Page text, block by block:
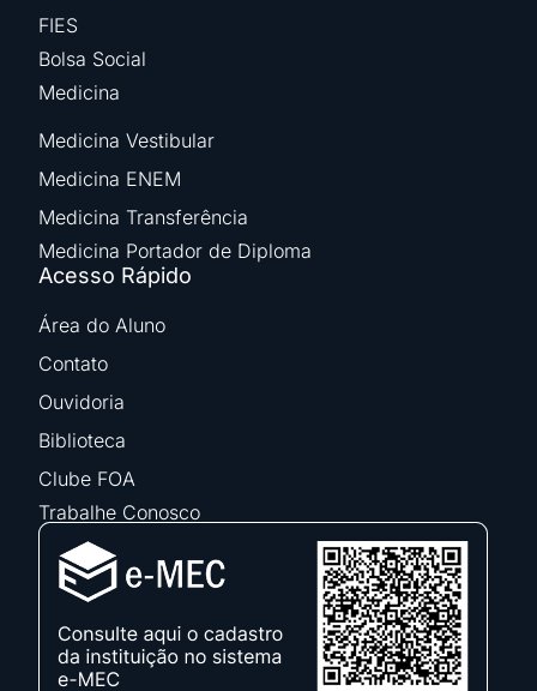
FIES
Bolsa Social
Medicina
Medicina Vestibular
Medicina ENEM
Medicina Transferência
Medicina Portador de Diploma
Acesso Rápido
Área do Aluno
Contato
Ouvidoria
Biblioteca
Clube FOA
Trabalhe Conosco